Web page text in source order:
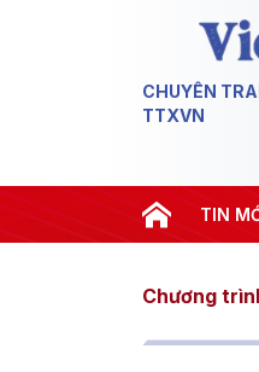
CHUYÊN
TTXVN
TIN
dịch 500 ngày đêm
Chương